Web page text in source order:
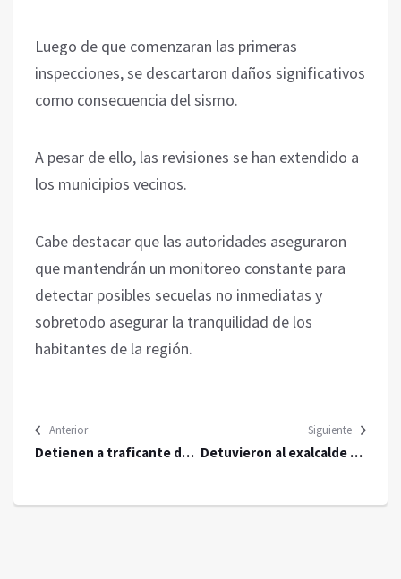
Luego de que comenzaran las primeras
inspecciones, se descartaron daños significativos
como consecuencia del sismo.
A pesar de ello, las revisiones se han extendido a
los municipios vecinos.
Cabe destacar que las autoridades aseguraron
que mantendrán un monitoreo constante para
detectar posibles secuelas no inmediatas y
sobretodo asegurar la tranquilidad de los
habitantes de la región.
Anterior
Detienen a traficante de
Siguiente
Detuvieron al exalcalde de